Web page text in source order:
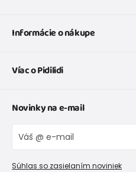
Informácie o nákupe
Doprava a platba
Tabuľka veľkostí obuvi
Vrátenie tovaru a reklamacie
Reklamačný poriadok
Víac o Pidilidi
O nás
Blog
Veľkoobchod PiDiLiDi
Kolekcie tovaru
Novinky na e-mail
Súhlas so zasielaním noviniek